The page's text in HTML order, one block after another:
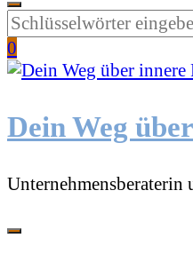
Suchen
Sie
etwas?
0
Dein Weg
Unternehmensberaterin